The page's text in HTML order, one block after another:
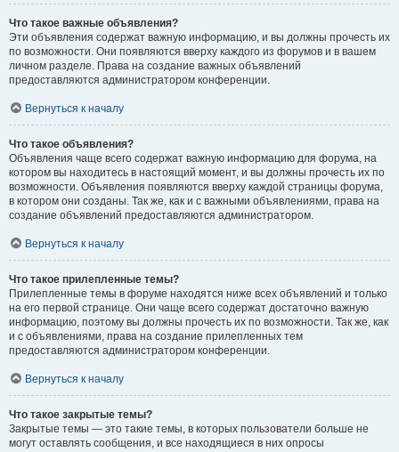
Что такое важные объявления?
Эти объявления содержат важную информацию, и вы должны прочесть их
по возможности. Они появляются вверху каждого из форумов и в вашем
личном разделе. Права на создание важных объявлений
предоставляются администратором конференции.
Вернуться к началу
Что такое объявления?
Объявления чаще всего содержат важную информацию для форума, на
котором вы находитесь в настоящий момент, и вы должны прочесть их по
возможности. Объявления появляются вверху каждой страницы форума,
в котором они созданы. Так же, как и с важными объявлениями, права на
создание объявлений предоставляются администратором.
Вернуться к началу
Что такое прилепленные темы?
Прилепленные темы в форуме находятся ниже всех объявлений и только
на его первой странице. Они чаще всего содержат достаточно важную
информацию, поэтому вы должны прочесть их по возможности. Так же, как
и с объявлениями, права на создание прилепленных тем
предоставляются администратором конференции.
Вернуться к началу
Что такое закрытые темы?
Закрытые темы — это такие темы, в которых пользователи больше не
могут оставлять сообщения, и все находящиеся в них опросы